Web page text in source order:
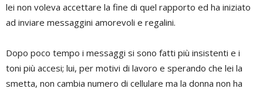
lei non voleva accettare la fine di quel rapporto ed ha iniziato
ad inviare messaggini amorevoli e regalini.
Dopo poco tempo i messaggi si sono fatti più insistenti e i
toni più accesi; lui, per motivi di lavoro e sperando che lei la
smetta, non cambia numero di cellulare ma la donna non ha